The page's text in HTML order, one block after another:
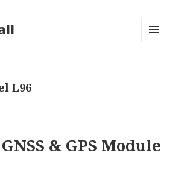
L96
& GPS Module